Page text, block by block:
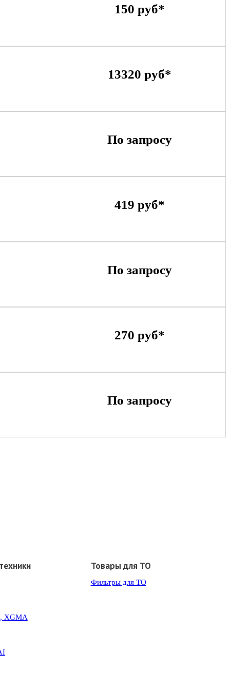
150 руб*
13320 руб*
По запросу
419 руб*
По запросу
270 руб*
По запросу
XGMA
Товары для ТО
Фильтры для ТО